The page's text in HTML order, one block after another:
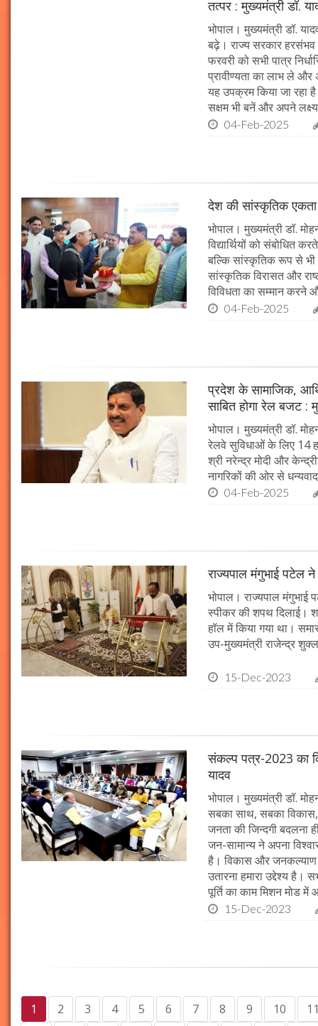
तत्पर : मुख्यमंत्री डॉ.
भोपाल। मुख्यमंत्री डॉ.
बढ़े। राज्य सरकार
फरवरी को सभी पात्र
प्रावीण्यता का लाभ ले और
यह उपक्रम किया जा रहा
सक्षम भी बनें और अपने
04-Feb-2025
देश की सांस्कृतिक
भोपाल। मुख्यमंत्री डॉ.
विद्यार्थियों को संबोधित
बल्कि सांस्कृतिक रूप से भी
सांस्कृतिक विरासत और
विविधता का सम्मान
04-Feb-2025
प्रदेश के सामाजिक,
साबित होगा रेल बजट :
भोपाल। मुख्यमंत्री डॉ.
रेलवे सुविधाओं के लिए 14
श्री नरेन्द्र मोदी और
नागरिकों की ओर से
04-Feb-2025
राज्यपाल मंगुभाई पटेल ने
भोपाल। राज्यपाल मंगुभाई
स्पीकर की शपथ दिलाई।
हॉल में किया गया था।
उप-मुख्यमंत्री राजेन्द्र
15-Dec-2023
संकल्प पत्र-2023 का
यादव
भोपाल। मुख्यमंत्री डॉ.
सबका साथ, सबका
जनता की जिन्दगी बदलना
जन-सामान्य ने अपना
है। विकास और
उतारना हमारा उद्देश्य
पूर्ति का काम मिशन मोड
15-Dec-2023
1 2 3 4 5 6 7 8 9 10